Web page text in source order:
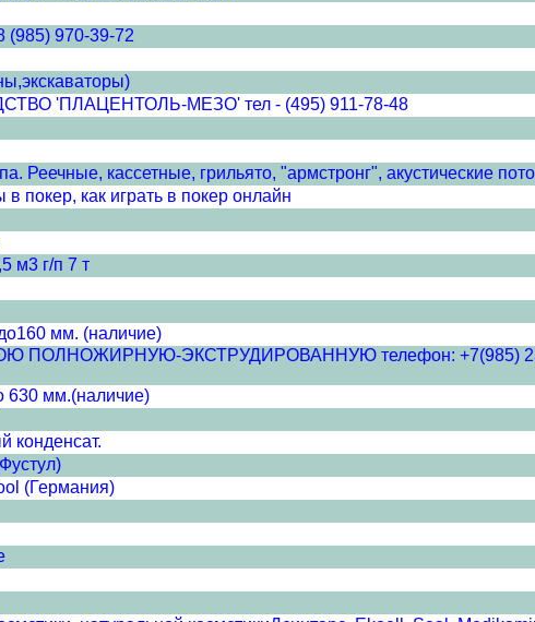
(985) 970-39-72
'ПЛАЦЕНТОЛЬ-МЕЗО' тел - (495) 911-78-48
Реечные, кассетные, грильято, "армстронг", акустические
покер, как играть в покер онлайн
м3 г/п 7 т
мм. (наличие)
ЭКСТРУДИРОВАННУЮ телефон: +7(985) 233-
630 мм.(наличие)
конденсат.
(Германия)